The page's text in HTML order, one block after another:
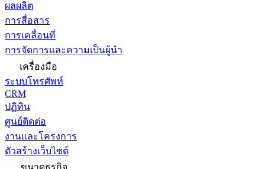
ผลผลิต
การสื่อสาร
การเคลื่อนที่
การจัดการและความเป็นผู้นำ
เครื่องมือ
ระบบโทรศัพท์
CRM
ปฏิทิน
ศูนย์ติดต่อ
งานและโครงการ
ตัวสร้างเว็บไซต์
ขนาดธุรกิจ